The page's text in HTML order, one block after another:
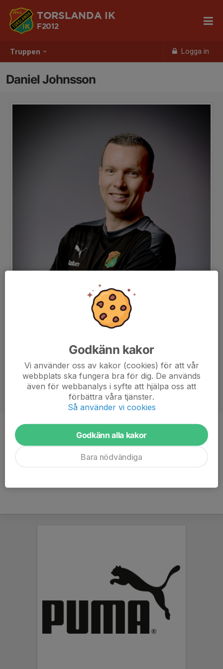
Truppen Logga in
TORSLANDA IK
F2012
Daniel Johnsson
Titel
Huvudtränare
Ålder
46 år
Godkänn kakor
Vi använder oss av kakor (cookies) för att vår
webbplats ska fungera bra för dig. De används
även för webbanalys i syfte att hjälpa oss att
förbättra våra tjänster.
Så använder vi cookies
Godkänn alla kakor
Bara nödvändiga